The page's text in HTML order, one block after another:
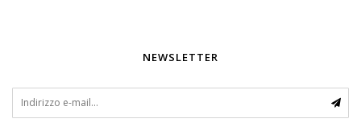
NEWSLETTER